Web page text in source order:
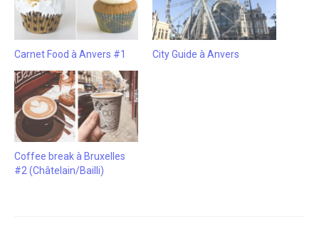
Carnet Food à Anvers #1 City Guide à Anvers
Coffee break à Bruxelles
#2 (Châtelain/Bailli)